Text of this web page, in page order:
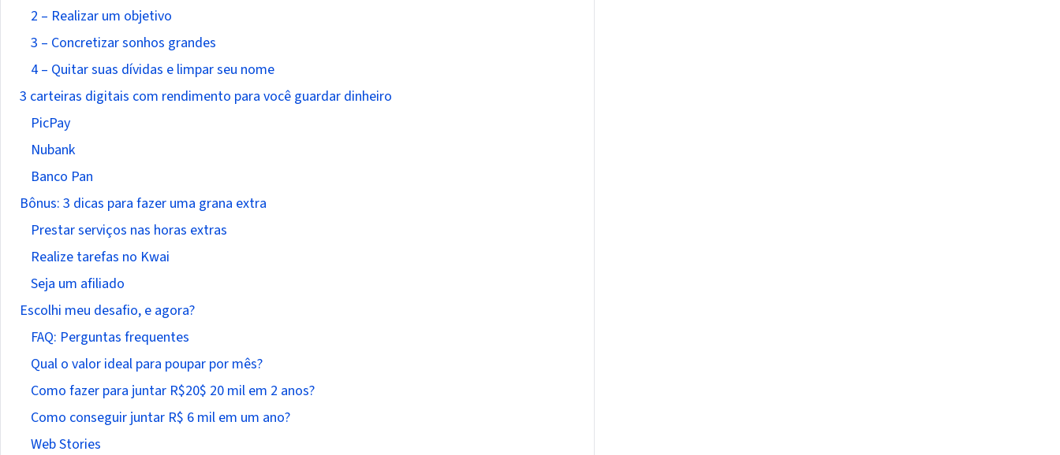
2 – Realizar um objetivo
3 – Concretizar sonhos grandes
4 – Quitar suas dívidas e limpar seu nome
3 carteiras digitais com rendimento para você guardar dinheiro
PicPay
Nubank
Banco Pan
Bônus: 3 dicas para fazer uma grana extra
Prestar serviços nas horas extras
Realize tarefas no Kwai
Seja um afiliado
Escolhi meu desafio, e agora?
FAQ: Perguntas frequentes
Qual o valor ideal para poupar por mês?
Como fazer para juntar R$20$ 20 mil em 2 anos?
Como conseguir juntar R$ 6 mil em um ano?
Web Stories